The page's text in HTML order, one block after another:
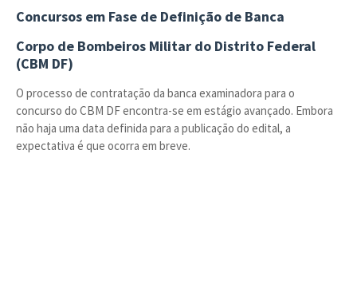
Concursos em Fase de Definição de Banca
Corpo de Bombeiros Militar do Distrito Federal
(CBM DF)
O processo de contratação da banca examinadora para o
concurso do CBM DF encontra-se em estágio avançado. Embora
não haja uma data definida para a publicação do edital, a
expectativa é que ocorra em breve.